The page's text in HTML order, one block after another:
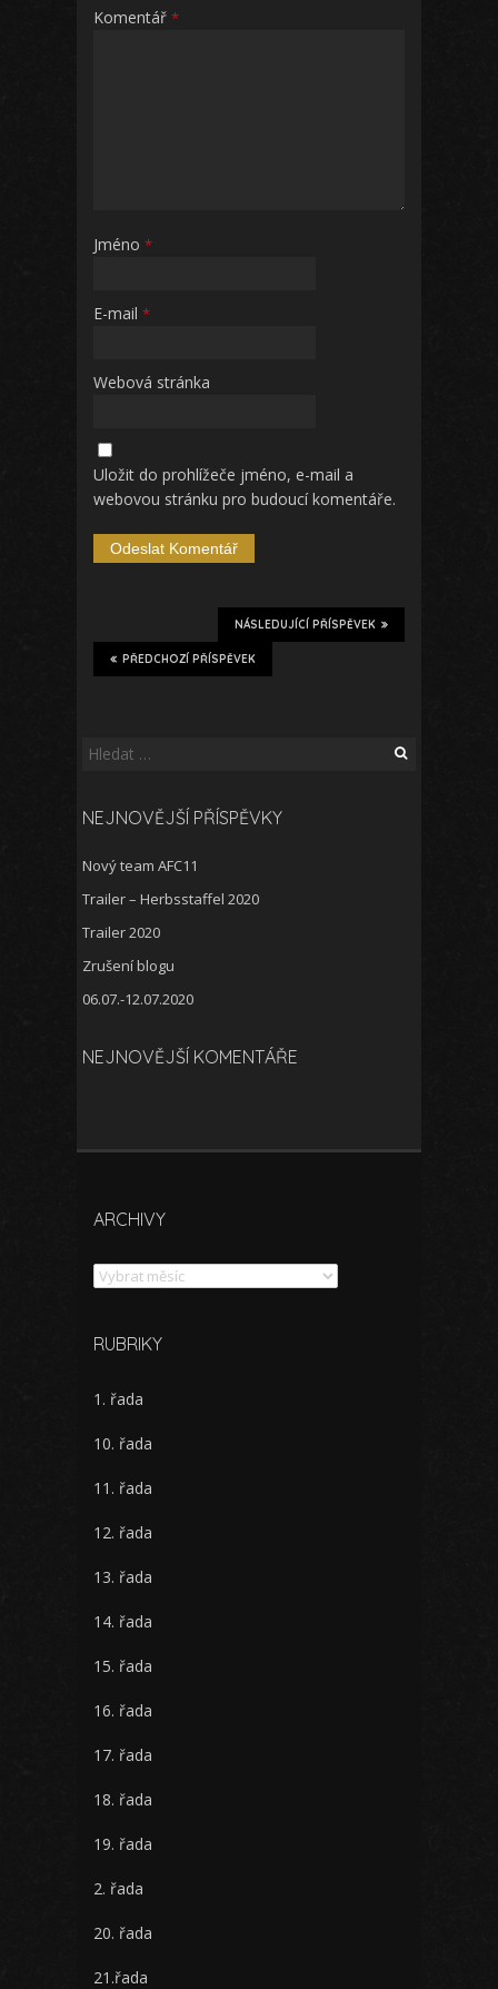
Komentář *
Jméno *
E-mail *
Webová stránka
Uložit do prohlížeče jméno, e-mail a
webovou stránku pro budoucí komentáře.
NÁSLEDUJÍCÍ PŘÍSPĚVEK
PŘEDCHOZÍ PŘÍSPĚVEK
Vyhledávání
NEJNOVĚJŠÍ PŘÍSPĚVKY
Nový team AFC11
Trailer – Herbsstaffel 2020
Trailer 2020
Zrušení blogu
06.07.-12.07.2020
NEJNOVĚJŠÍ KOMENTÁŘE
ARCHIVY
Archivy
RUBRIKY
1. řada
10. řada
11. řada
12. řada
13. řada
14. řada
15. řada
16. řada
17. řada
18. řada
19. řada
2. řada
20. řada
21.řada